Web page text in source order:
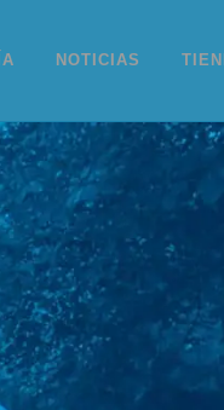
NOTICIAS